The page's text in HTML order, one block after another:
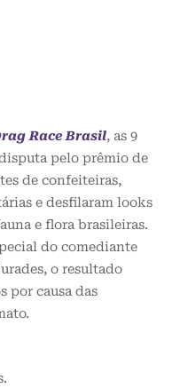
Race Brasil, as 9
pelo prêmio de
de confeiteiras,
e desfilaram looks
e flora brasileiras.
do comediante
o resultado
por causa das